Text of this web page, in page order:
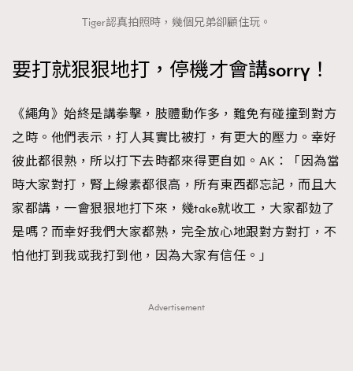
TRENDING
AFrenchMind
DressLikeAParisienne
EmpowerF
FashionWeek FigaroAesthetic
Tiger認真拍照時，幾個兄弟卻顧住玩。
要打就狠狠地打，停機才會講sorry！
《繩角》始終是講拳擊，肢體動作多，難免有碰撞到對方
之時。他們表示，打人其實比被打，有更大的壓力。幸好
彼此都很熟，所以打下去時都來得更自如。AK：「因為當
時大家對打，腎上線素都很高，所有東西都忘記，而且大
家都講，一會狠狠地打下來，幾take就收工，大家都攰了
是嗎？而幸好我們大家都熟，完全放心地跟對方對打，不
怕他打到我或我打到他，因為大家有信任。」
Advertisement